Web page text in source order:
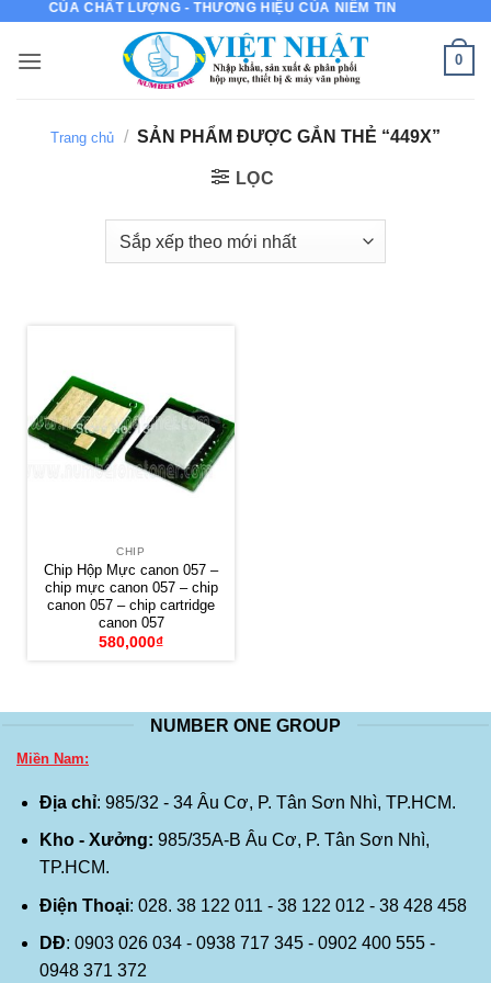
nội
IN CỦA CHẤT LƯỢNG - THƯƠNG HIỆU CỦA NIỀM TIN
0
Trang chủ / SẢN PHẨM ĐƯỢC GẮN THẺ “449X”
LỌC
CHIP
Chip Hộp Mực canon 057 –
chip mực canon 057 – chip
canon 057 – chip cartridge
canon 057
580,000₫
NUMBER ONE GROUP
Miền Nam:
Địa chỉ: 985/32 - 34 Âu Cơ, P. Tân Sơn Nhì, TP.HCM.
Kho - Xưởng: 985/35A-B Âu Cơ, P. Tân Sơn Nhì,
TP.HCM.
Điện Thoại: 028. 38 122 011 - 38 122 012 - 38 428 458
DĐ: 0903 026 034 - 0938 717 345 - 0902 400 555 -
0948 371 372